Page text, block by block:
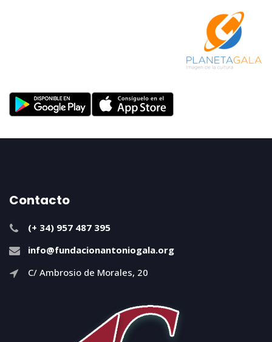
Contacto
(+ 34) 957 487 395
info@fundacionantoniogala.org
C/ Ambrosio de Morales, 20